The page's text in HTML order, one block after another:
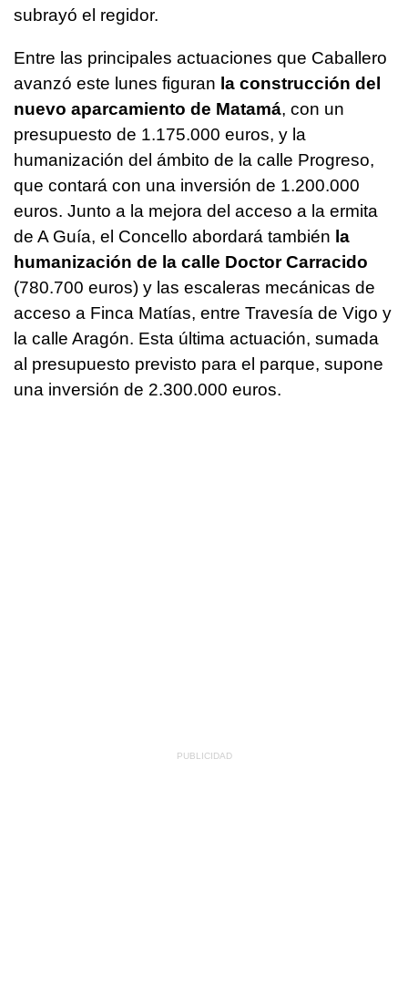
subrayó el regidor.
Entre las principales actuaciones que Caballero
avanzó este lunes figuran la construcción del
nuevo aparcamiento de Matamá, con un
presupuesto de 1.175.000 euros, y la
humanización del ámbito de la calle Progreso,
que contará con una inversión de 1.200.000
euros. Junto a la mejora del acceso a la ermita
de A Guía, el Concello abordará también la
humanización de la calle Doctor Carracido
(780.700 euros) y las escaleras mecánicas de
acceso a Finca Matías, entre Travesía de Vigo y
la calle Aragón. Esta última actuación, sumada
al presupuesto previsto para el parque, supone
una inversión de 2.300.000 euros.